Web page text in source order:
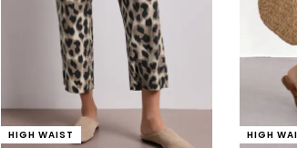
HIGH WAIST HIGH